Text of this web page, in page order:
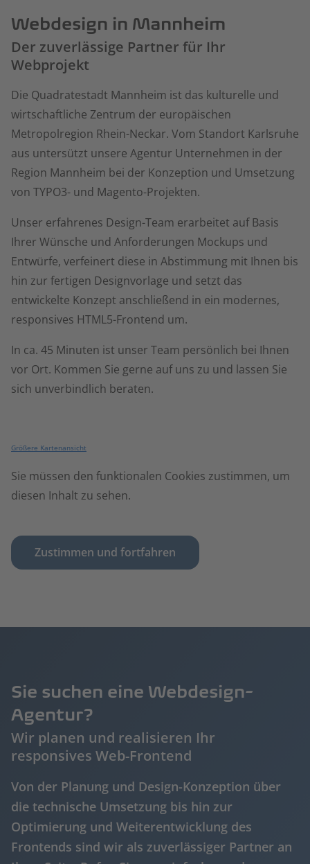
Webdesign in Mannheim
Der zuverlässige Partner für Ihr
Webprojekt
Die Quadratestadt Mannheim ist das kulturelle und
wirtschaftliche Zentrum der europäischen
Metropolregion Rhein-Neckar. Vom Standort Karlsruhe
aus untersützt unsere Agentur Unternehmen in der
Region Mannheim bei der Konzeption und Umsetzung
von TYPO3- und Magento-Projekten.
Unser erfahrenes Design-Team erarbeitet auf Basis
Ihrer Wünsche und Anforderungen Mockups und
Entwürfe, verfeinert diese in Abstimmung mit Ihnen bis
hin zur fertigen Designvorlage und setzt das
entwickelte Konzept anschließend in ein modernes,
responsives HTML5-Frontend um.
In ca. 45 Minuten ist unser Team persönlich bei Ihnen
vor Ort. Kommen Sie gerne auf uns zu und lassen Sie
sich unverbindlich beraten.
Größere Kartenansicht
Sie müssen den funktionalen Cookies zustimmen, um
diesen Inhalt zu sehen.
Zustimmen und fortfahren
Sie suchen eine Webdesign-
Agentur?
Wir planen und realisieren Ihr
responsives Web-Frontend
Von der Planung und Design-Konzeption über
die technische Umsetzung bis hin zur
Optimierung und Weiterentwicklung des
Frontends sind wir als zuverlässiger Partner an